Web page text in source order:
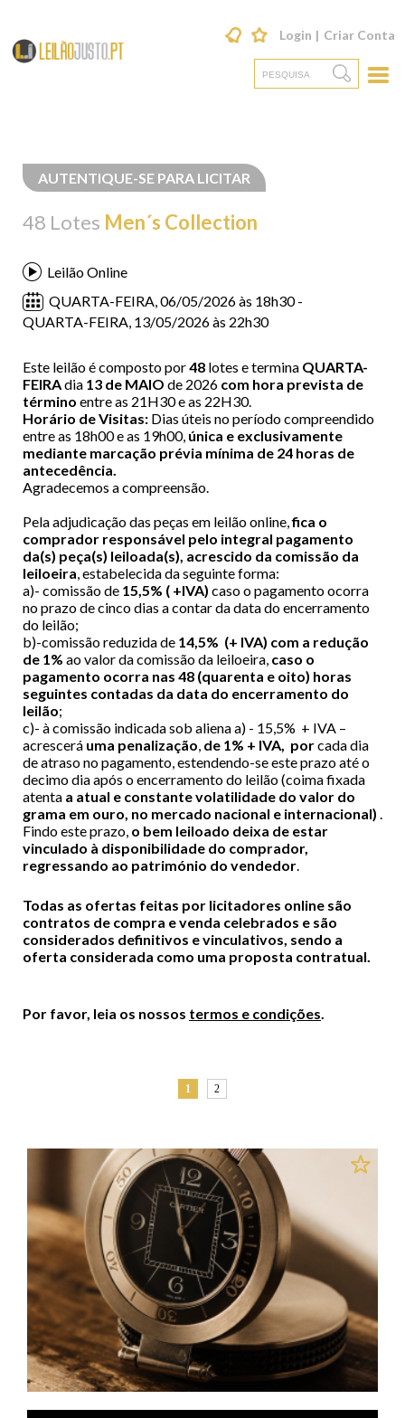
Login Criar Conta
AUTENTIQUE-SE PARA LICITAR
48 Lotes Men´s Collection
Leilão Online
QUARTA-FEIRA,06/05/2026 às 18h30 -
QUARTA-FEIRA, 13/05/2026 às 22h30
Este leilão é composto por48 lotes e termina QUARTA-
FEIRAdia 13 de MAIO de 2026 com hora prevista de
término entre as 21H30 e as 22H30.
Horário de Visitas: Dias úteis no período compreendido
entre as 18h00 e as 19h00, única e exclusivamente
mediante marcação prévia mínima de 24 horas de
antecedência.
Agradecemos a compreensão.
Pela adjudicação das peças em leilão online,fica o
comprador responsável pelo integral pagamento
da(s) peça(s) leiloada(s), acrescido da comissão da
leiloeira, estabelecida da seguinte forma:
a)- comissão de 15,5% ( +IVA) caso o pagamento ocorra
no prazo decinco dias a contar da data do encerramento
do leilão;
b)-comissão reduzida de 14,5% (+ IVA) com a redução
de 1% ao valor da comissão da leiloeira, caso o
pagamento ocorra nas 48 (quarenta e oito) horas
seguintes contadas da data do encerramento do
leilão;
c)- à comissão indicada sob aliena a) - 15,5% + IVA –
acrescerá uma penalização, de 1% + IVA, porcada dia
de atraso no pagamento, estendendo-se este prazo até o
decimo dia após o encerramento do leilão (coima fixada
atenta a atual e constante volatilidade do valor do
grama em ouro, no mercado nacional e internacional) .
Findo este prazo, o bem leiloado deixa de estar
vinculado à disponibilidade do comprador,
regressando ao património do vendedor.
Todas as ofertas feitas por licitadores online são
contratos de compra e venda celebrados e são
considerados definitivos e vinculativos, sendo a
oferta considerada como uma proposta contratual.
Por favor, leia os nossos termos e condições.
1 2